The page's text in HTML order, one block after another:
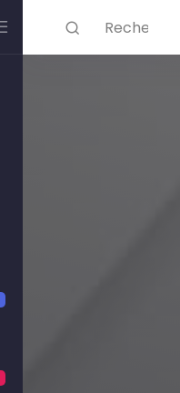
Rechercher ...